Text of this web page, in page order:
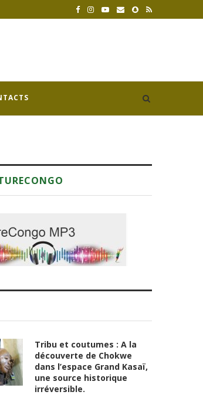
Tribu et coutumes : A la
découverte de Chokwe
dans l’espace Grand Kasaï,
une source historique
irréversible.